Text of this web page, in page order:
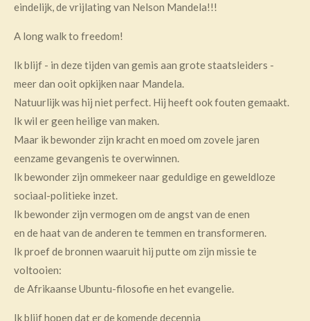
eindelijk, de vrijlating van Nelson Mandela!!!
A long walk to freedom!
Ik blijf - in deze tijden van gemis aan grote staatsleiders -
meer dan ooit opkijken naar Mandela.
Natuurlijk was hij niet perfect. Hij heeft ook fouten gemaakt.
Ik wil er geen heilige van maken.
Maar ik bewonder zijn kracht en moed om zovele jaren
eenzame gevangenis te overwinnen.
Ik bewonder zijn ommekeer naar geduldige en geweldloze
sociaal-politieke inzet.
Ik bewonder zijn vermogen om de angst van de enen
en de haat van de anderen te temmen en transformeren.
Ik proef de bronnen waaruit hij putte om zijn missie te
voltooien:
de Afrikaanse Ubuntu-filosofie en het evangelie.
Ik blijf hopen dat er de komende decennia